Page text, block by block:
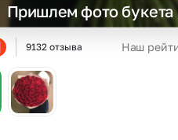
Пришлем фото букета
9132 отзыва Наш